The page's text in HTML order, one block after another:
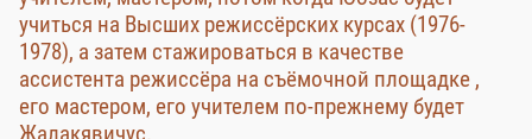
учиться на Высших режиссёрских курсах (1976-
1978), а затем стажироваться в качестве
ассистента режиссёра на съёмочной площадке ,
его мастером, его учителем по-прежнему будет